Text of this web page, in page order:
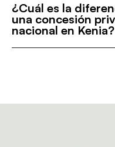
¿Cuál es la
una concesión
nacional en Kenia?